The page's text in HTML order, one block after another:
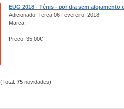
EUG 2018 - Ténis - por dia sem alojamento
Adicionado: Terça 06 Fevereiro, 2018
Marca:
Preço: 35,00€
(Total: 75 novidades)